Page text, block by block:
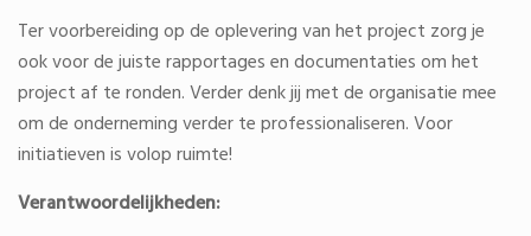
Ter voorbereiding op de oplevering van het project zorg je
ook voor de juiste rapportages en documentaties om het
project af te ronden. Verder denk jij met de organisatie mee
om de onderneming verder te professionaliseren. Voor
initiatieven is volop ruimte!
Verantwoordelijkheden: